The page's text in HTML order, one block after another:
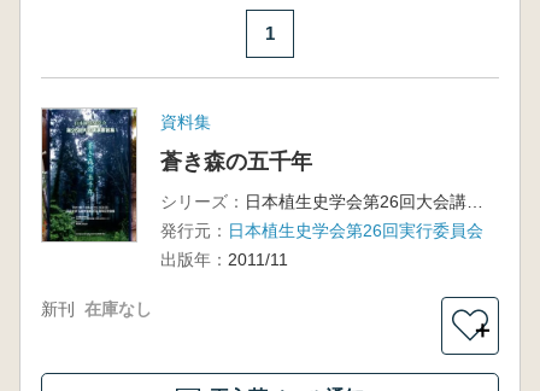
1
資料集
蒼き森の五千年
シリーズ：
日本植生史学会第26回大会講演要旨集
発行元： 日本植生史学会第26回実行委員会
出版年： 2011/11
新刊 在庫なし
＋